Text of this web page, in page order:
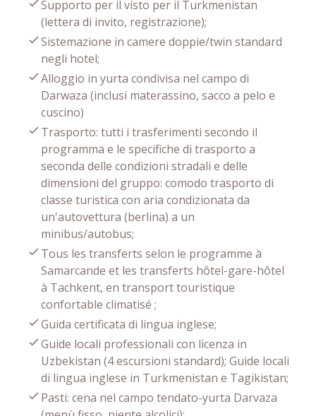
Supporto per il visto per il Turkmenistan
(lettera di invito, registrazione);
Sistemazione in camere doppie/twin standard
negli hotel;
Alloggio in yurta condivisa nel campo di
Darwaza (inclusi materassino, sacco a pelo e
cuscino)
Trasporto: tutti i trasferimenti secondo il
programma e le specifiche di trasporto a
seconda delle condizioni stradali e delle
dimensioni del gruppo: comodo trasporto di
classe turistica con aria condizionata da
un'autovettura (berlina) a un
minibus/autobus;
Tous les transferts selon le programme à
Samarcande et les transferts hôtel-gare-hôtel
à Tachkent, en transport touristique
confortable climatisé ;
Guida certificata di lingua inglese;
Guide locali professionali con licenza in
Uzbekistan (4 escursioni standard); Guide locali
di lingua inglese in Turkmenistan e Tagikistan;
Pasti: cena nel campo tendato-yurta Darvaza